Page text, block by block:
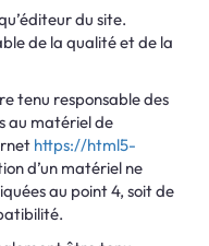
du site.
de la qualité et de la
tenu responsable des
au matériel de
https://html5-
d’un matériel ne
au point 4, soit de